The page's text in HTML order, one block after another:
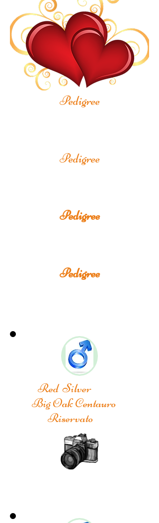
Pedigree
Pedigree
Pedigree
Pedigree
Red Silver
Big Oak Centauro
Riservato